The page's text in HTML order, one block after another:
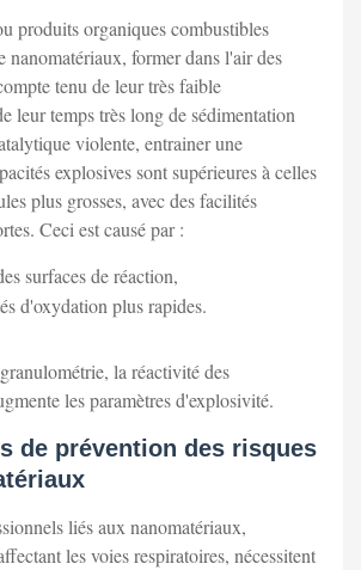
produits organiques combustibles
nanomatériaux, former dans l'air des
tenu de leur très faible
leur temps très long de sédimentation
violente, entrainer une
explosives sont supérieures à celles
plus grosses, avec des facilités
Ceci est causé par :
surfaces de réaction,
d'oxydation plus rapides.
la réactivité des
les paramètres d'explosivité.
de prévention des risques
liés aux nanomatériaux,
les voies respiratoires, nécessitent